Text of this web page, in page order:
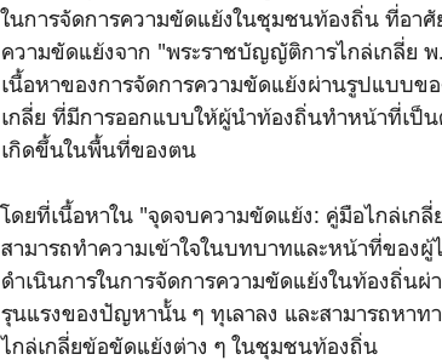
ในการจัดการความขัดแย้งในชุมชนท้องถิ่น ที่อา
ความขัดแย้งจาก "พระราชบัญญัติการไกล่เกลี่ย
เนื้อหาของการจัดการความขัดแย้งผ่านรูปแบบ
เกลี่ย ที่มีการออกแบบให้ผู้นำท้องถิ่นทำหน้าที่เป็
เกิดขึ้นในพื้นที่ของตน
โดยที่เนื้อหาใน "จุดจบความขัดแย้ง: คู่มือไกล่เ
สามารถทำความเข้าใจในบทบาทและหน้าที่ของ
ดำเนินการในการจัดการความขัดแย้งในท้องถิ่น
รุนแรงของปัญหานั้น ๆ ทุเลาลง และสามารถหา
ไกล่เกลี่ยข้อขัดแย้งต่าง ๆ ในชุมชนท้องถิ่น